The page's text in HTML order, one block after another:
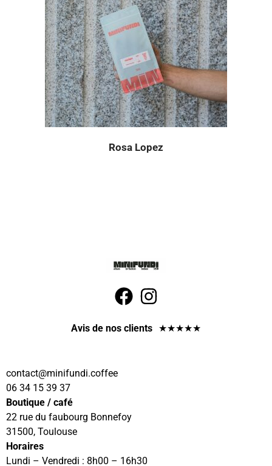
Rosa Lopez
Avis de nos clients ★★★★★
contact@minifundi.coffee
06 34 15 39 37
Boutique / café
22 rue du faubourg Bonnefoy
31500, Toulouse
Horaires
Lundi – Vendredi : 8h00 – 16h30